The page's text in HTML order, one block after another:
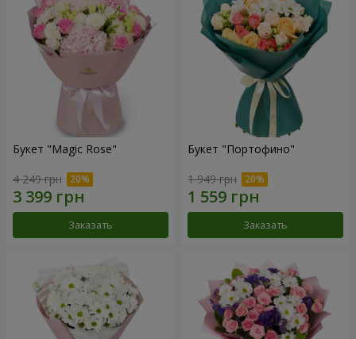
Букет "Magic Rose"
4 249 грн
Заказать
Букет "Портофино"
1 949 грн
Заказать